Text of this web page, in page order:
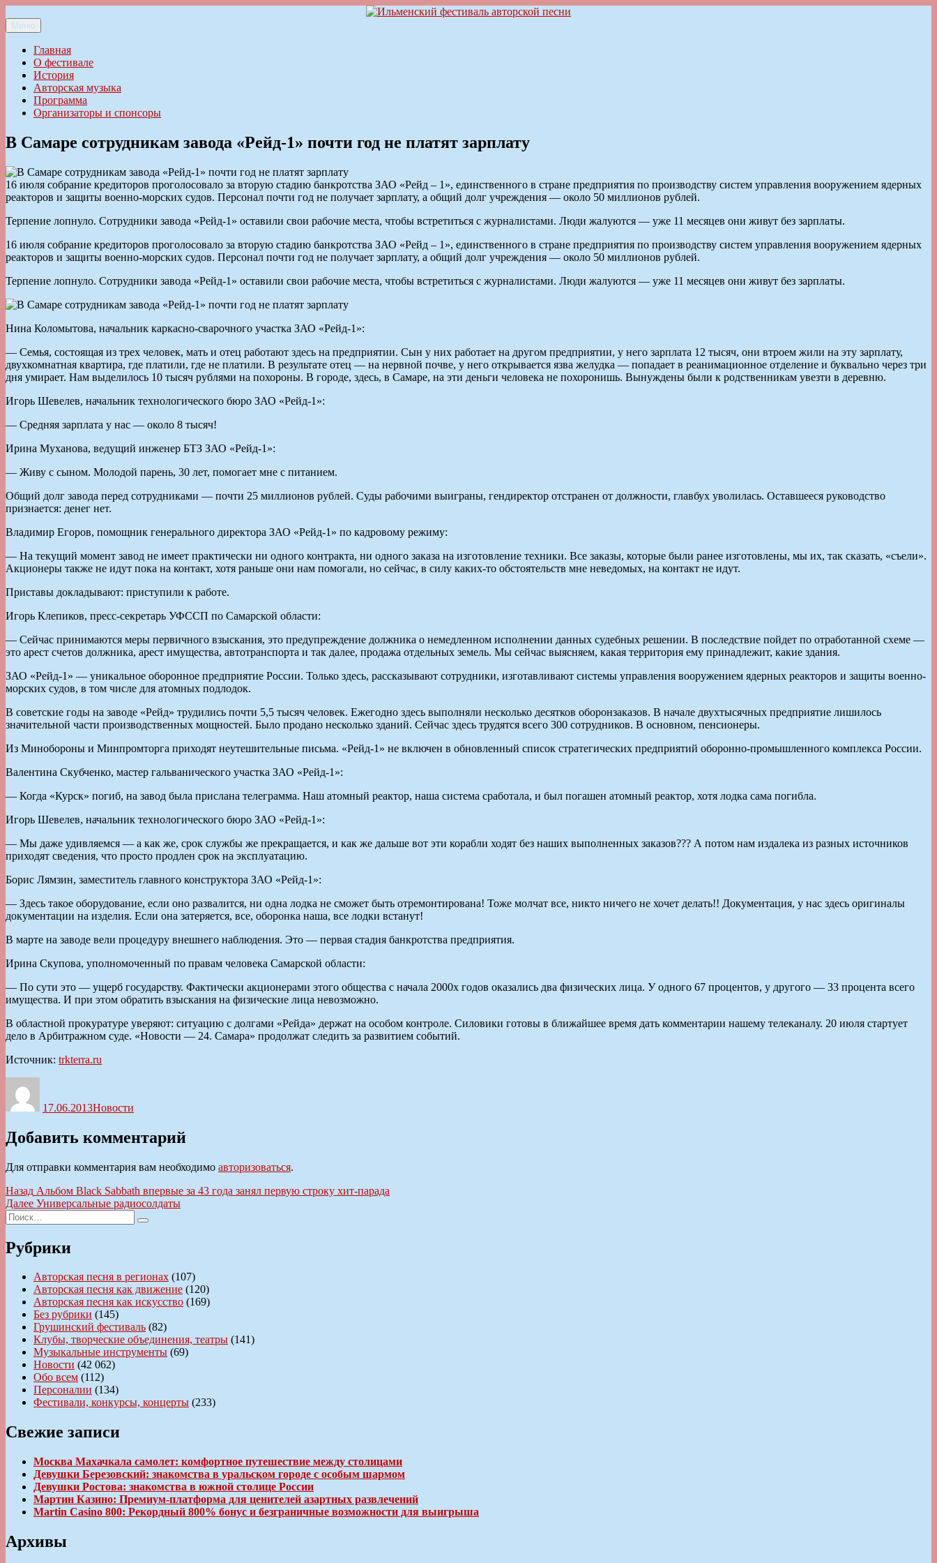
к
содержимому
Ильменский фестиваль авторской песни
Меню
Главная
О фестивале
История
Авторская музыка
Программа
Организаторы и спонсоры
В Самаре сотрудникам завода «Рейд-1» почти год не платят зарплату
16 июля собрание кредиторов проголосовало за вторую стадию банкротства ЗАО «Рейд – 1», единственного в стране предприятия по производству систем управления вооружением ядерных
реакторов и защиты военно-морских судов. Персонал почти год не получает зарплату, а общий долг учреждения — около 50 миллионов рублей.
Терпение лопнуло. Сотрудники завода «Рейд-1» оставили свои рабочие места, чтобы встретиться с журналистами. Люди жалуются — уже 11 месяцев они живут без зарплаты.
16 июля собрание кредиторов проголосовало за вторую стадию банкротства ЗАО «Рейд – 1», единственного в стране предприятия по производству систем управления вооружением ядерных
реакторов и защиты военно-морских судов. Персонал почти год не получает зарплату, а общий долг учреждения — около 50 миллионов рублей.
Терпение лопнуло. Сотрудники завода «Рейд-1» оставили свои рабочие места, чтобы встретиться с журналистами. Люди жалуются — уже 11 месяцев они живут без зарплаты.
Нина Коломытова, начальник каркасно-сварочного участка ЗАО «Рейд-1»:
— Семья, состоящая из трех человек, мать и отец работают здесь на предприятии. Сын у них работает на другом предприятии, у него зарплата 12 тысяч, они втроем жили на эту зарплату,
двухкомнатная квартира, где платили, где не платили. В результате отец — на нервной почве, у него открывается язва желудка — попадает в реанимационное отделение и буквально через три
дня умирает. Нам выделилось 10 тысяч рублями на похороны. В городе, здесь, в Самаре, на эти деньги человека не похоронишь. Вынуждены были к родственникам увезти в деревню.
Игорь Шевелев, начальник технологического бюро ЗАО «Рейд-1»:
— Средняя зарплата у нас — около 8 тысяч!
Ирина Муханова, ведущий инженер БТЗ ЗАО «Рейд-1»:
— Живу с сыном. Молодой парень, 30 лет, помогает мне с питанием.
Общий долг завода перед сотрудниками — почти 25 миллионов рублей. Суды рабочими выиграны, гендиректор отстранен от должности, главбух уволилась. Оставшееся руководство
признается: денег нет.
Владимир Егоров, помощник генерального директора ЗАО «Рейд-1» по кадровому режиму:
— На текущий момент завод не имеет практически ни одного контракта, ни одного заказа на изготовление техники. Все заказы, которые были ранее изготовлены, мы их, так сказать, «съели».
Акционеры также не идут пока на контакт, хотя раньше они нам помогали, но сейчас, в силу каких-то обстоятельств мне неведомых, на контакт не идут.
Приставы докладывают: приступили к работе.
Игорь Клепиков, пресс-секретарь УФССП по Самарской области:
— Сейчас принимаются меры первичного взыскания, это предупреждение должника о немедленном исполнении данных судебных решении. В последствие пойдет по отработанной схеме —
это арест счетов должника, арест имущества, автотранспорта и так далее, продажа отдельных земель. Мы сейчас выясняем, какая территория ему принадлежит, какие здания.
ЗАО «Рейд-1» — уникальное оборонное предприятие России. Только здесь, рассказывают сотрудники, изготавливают системы управления вооружением ядерных реакторов и защиты военно-
морских судов, в том числе для атомных подлодок.
В советские годы на заводе «Рейд» трудились почти 5,5 тысяч человек. Ежегодно здесь выполняли несколько десятков оборонзаказов. В начале двухтысячных предприятие лишилось
значительной части производственных мощностей. Было продано несколько зданий. Сейчас здесь трудятся всего 300 сотрудников. В основном, пенсионеры.
Из Минобороны и Минпромторга приходят неутешительные письма. «Рейд-1» не включен в обновленный список стратегических предприятий оборонно-промышленного комплекса России.
Валентина Скубченко, мастер гальванического участка ЗАО «Рейд-1»:
— Когда «Курск» погиб, на завод была прислана телеграмма. Наш атомный реактор, наша система сработала, и был погашен атомный реактор, хотя лодка сама погибла.
Игорь Шевелев, начальник технологического бюро ЗАО «Рейд-1»:
— Мы даже удивляемся — а как же, срок службы же прекращается, и как же дальше вот эти корабли ходят без наших выполненных заказов??? А потом нам издалека из разных источников
приходят сведения, что просто продлен срок на эксплуатацию.
Борис Лямзин, заместитель главного конструктора ЗАО «Рейд-1»:
— Здесь такое оборудование, если оно развалится, ни одна лодка не сможет быть отремонтирована! Тоже молчат все, никто ничего не хочет делать!! Документация, у нас здесь оригиналы
документации на изделия. Если она затеряется, все, оборонка наша, все лодки встанут!
В марте на заводе вели процедуру внешнего наблюдения. Это — первая стадия банкротства предприятия.
Ирина Скупова, уполномоченный по правам человека Самарской области:
— По сути это — ущерб государству. Фактически акционерами этого общества с начала 2000х годов оказались два физических лица. У одного 67 процентов, у другого — 33 процента всего
имущества. И при этом обратить взыскания на физические лица невозможно.
В областной прокуратуре уверяют: ситуацию с долгами «Рейда» держат на особом контроле. Силовики готовы в ближайшее время дать комментарии нашему телеканалу. 20 июля стартует
дело в Арбитражном суде. «Новости — 24. Самара» продолжат следить за развитием событий.
Источник: trkterra.ru
17.06.2013Новости
Добавить комментарий
Для отправки комментария вам необходимо авторизоваться.
Навигация
по
записям
Назад Предыдущая
запись:
Альбом Black Sabbath впервые за 43 года занял первую строку хит-парада
Далее Следующая
Универсальные радиосолдаты
Искать:
Поиск
Рубрики
Авторская песня в регионах (107)
Авторская песня как движение (120)
Авторская песня как искусство (169)
Без рубрики (145)
Грушинский фестиваль (82)
Клубы, творческие объединения, театры (141)
Музыкальные инструменты (69)
Новости (42 062)
Обо всем (112)
Персоналии (134)
Фестивали, конкурсы, концерты (233)
Свежие записи
Москва Махачкала самолет: комфортное путешествие между столицами
Девушки Березовский: знакомства в уральском городе с особым шармом
Девушки Ростова: знакомства в южной столице России
Мартин Казино: Премиум-платформа для ценителей азартных развлечений
Martin Casino 800: Рекордный 800% бонус и безграничные возможности для выигрыша
Архивы